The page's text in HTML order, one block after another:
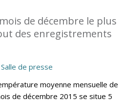
de décembre le plus
des enregistrements
Salle de presse
moyenne mensuelle de
de décembre 2015 se situe 5